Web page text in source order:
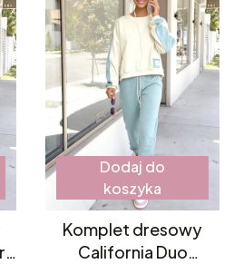
Dodaj do
koszyka
Komplet dresowy
California Duo